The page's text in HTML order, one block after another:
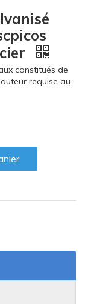
constitués de
requise au